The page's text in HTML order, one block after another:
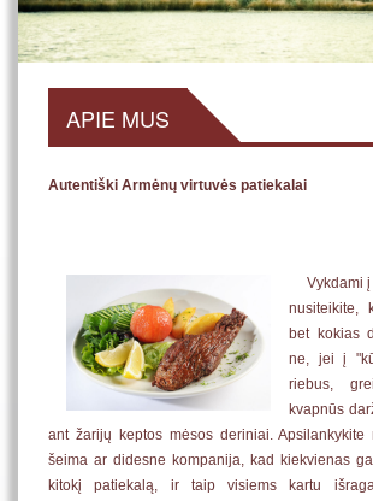
APIE MUS
Autentiški Armėnų virtuvės patiekalai
Vykdami į
nusiteikite,
bet kokias
ne, jei į
riebus,
kvapnūs
ant žarijų keptos mėsos deriniai. Apsilankykite
šeima ar didesne kompanija, kad kiekvienas
kitokį patiekalą, ir taip visiems kartu